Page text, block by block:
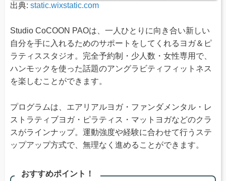
出典: static.wixstatic.com
Studio CoCOON PAOは、一人ひとりに向き合い新しい
自分を手に入れるためのサポートをしてくれるヨガ＆ピ
ラティススタジオ。完全予約制・少人数・女性専用で、
ハンモックを使った話題のアングラビティフィットネス
を楽しむことができます。
プログラムは、エアリアルヨガ・ファンダメンタル・レ
ストラティブヨガ・ピラティス・マットヨガなどのクラ
スがラインナップ。運動強度や経験に合わせて行うステ
ップアップ方式で、無理なく進めることができます。
おすすめポイント！